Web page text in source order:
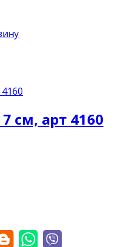
см, арт 4160